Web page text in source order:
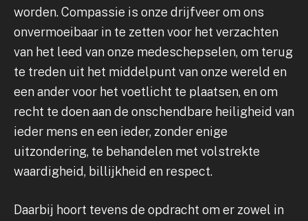
worden. Compassie is onze drijfveer om ons
onvermoeibaar in te zetten voor het verzachten
van het leed van onze medeschepselen, om terug
te treden uit het middelpunt van onze wereld en
een ander voor het voetlicht te plaatsen, en om
recht te doen aan de onschendbare heiligheid van
ieder mens en een ieder, zonder enige
uitzondering, te behandelen met volstrekte
waardigheid, billijkheid en respect.
Daarbij hoort tevens de opdracht om er zowel in